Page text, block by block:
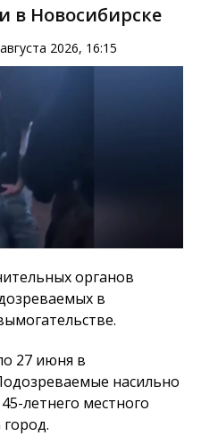
в Новосибирске
2026, 16:15
органов
в
27 июня в
насильно
летнего местного